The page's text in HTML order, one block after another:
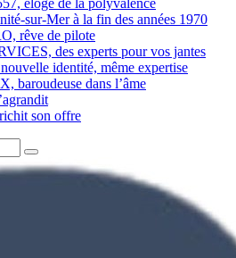
éloge de la polyvalence
sur-Mer à la fin des années 1970
rêve de pilote
des experts pour vos jantes
identité, même expertise
baroudeuse dans l’âme
son offre